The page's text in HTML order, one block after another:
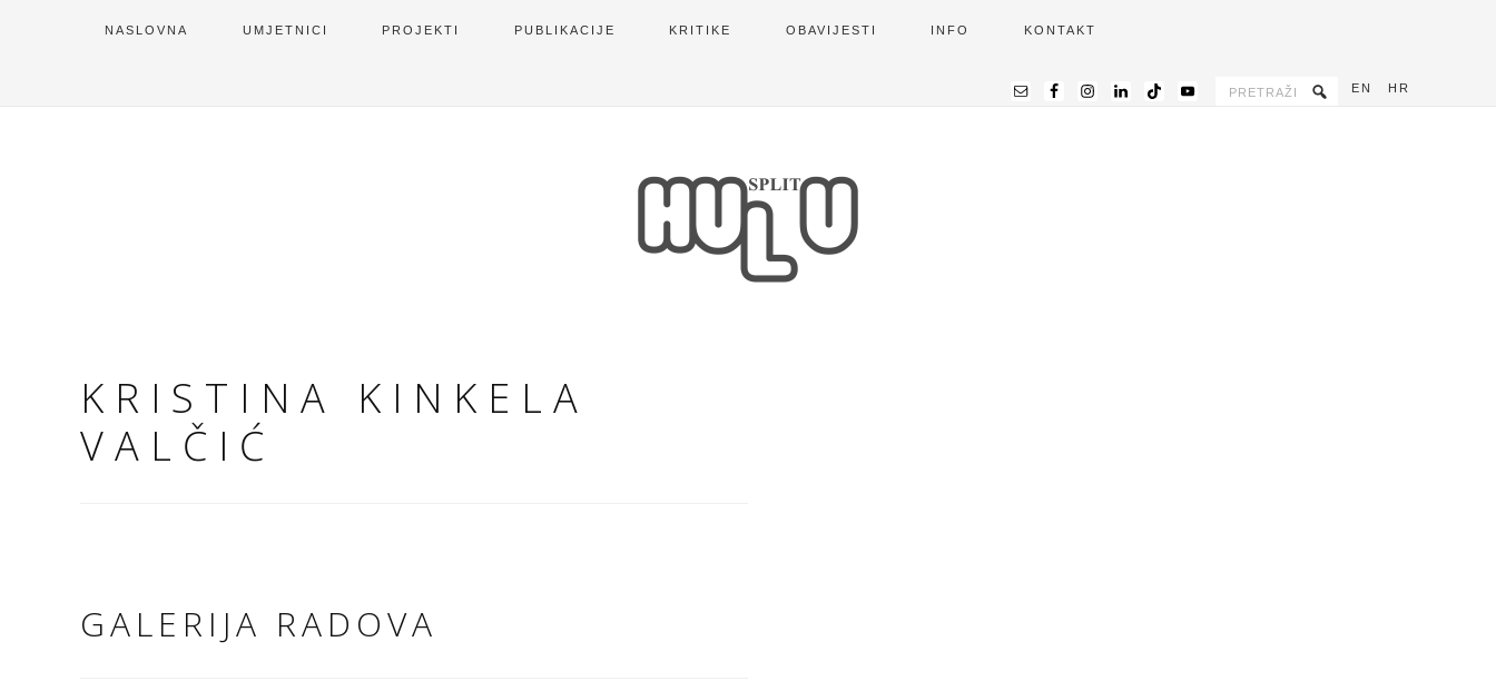
NASLOVNA UMJETNICI PROJEKTI PUBLIKACIJE KRITIKE OBAVIJESTI INFO KONTAKT
EN HR
KRISTINA KINKELA
VALČIĆ
GALERIJA RADOVA